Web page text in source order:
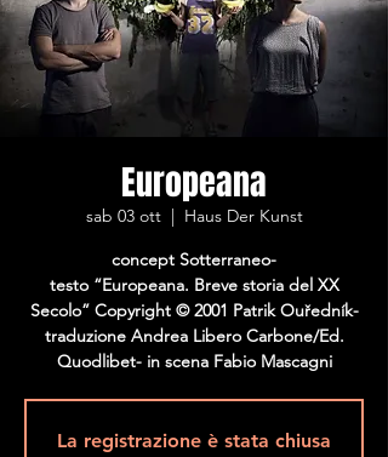
Europeana
sab 03 ott
  |
Haus Der Kunst
concept Sotterraneo-
testo “Europeana. Breve storia del XX
Secolo” Copyright © 2001 Patrik Ouředník-
traduzione Andrea Libero Carbone/Ed.
Quodlibet- in scena Fabio Mascagni
La registrazione è stata chiusa